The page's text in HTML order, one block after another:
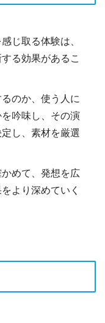
じ取る体験は、
る効果があるこ
のか、使う人に
吟味し、その演
し、素材を厳選
めて、発想を広
より深めていく